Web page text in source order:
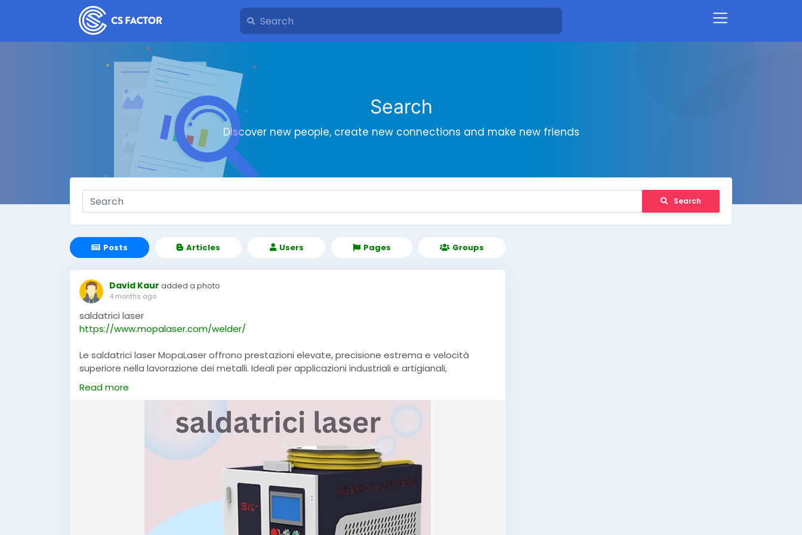
Search
Discover new people, create new connections and make new friends
Search
Posts Articles Users Pages Groups
David Kaur added a photo
4 months ago
saldatrici laser
https://www.mopalaser.com/welder/
Le saldatrici laser MopaLaser offrono prestazioni elevate, precisione estrema e velocità
superiore nella lavorazione dei metalli. Ideali per applicazioni industriali e artigianali,
garantiscono saldature pulite, riduzione degli sprechi e maggiore efficienza produttiva.
Grazie alla tecnologia avanzata, assicurano risultati affidabili, lunga durata e un controllo
#MopaLaser,#tecnologialaser,#lavorazionemetalli
Read more